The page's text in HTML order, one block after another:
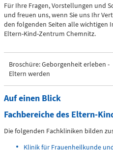
Für alle dringenden und
Notfälle (Flemmingstraße 2)
Telefon
0371 - 333 35500
Notfall-Cardio-
(0 bis 24 Uhr)
Für Ihre Fragen, Vorstellungen und
und freuen uns, wenn Sie uns Ihr
den folgenden Seiten alle wichtigen
Eltern-Kind-Zentrum Chemnitz.
Broschüre: Geborgenheit erleben -
Eltern werden
Auf einen Blick
Fachbereiche des Eltern-
Die folgenden Fachkliniken bilden
Klinik für Frauenheilkunde